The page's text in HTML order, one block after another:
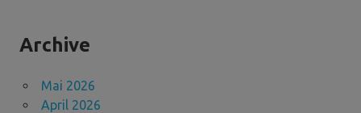
Archive
Mai 2026
April 2026